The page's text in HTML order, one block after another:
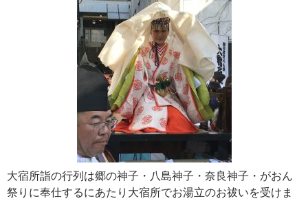
大宿所詣の行列は郷の神子・八島神子・奈良神子・がおん
祭りに奉仕するにあたり大宿所でお湯立のお祓いを受けま